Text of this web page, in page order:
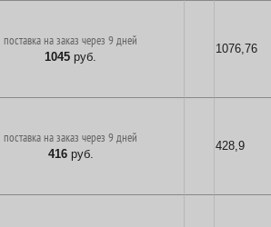
поставка на заказ через 9 дней
1045 руб.
1076,76
поставка на заказ через 9 дней
416руб.
428,9